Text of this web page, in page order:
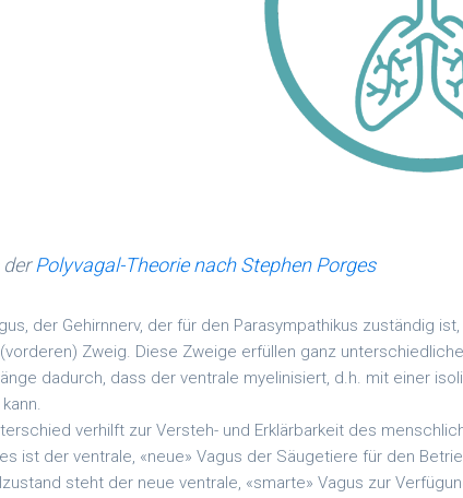
derPolyvagal-Theorie nach Stephen Porges
der Gehirnnerv, der für den Parasympathikus zuständig
Zweig. Diese Zweige erfüllen ganz
dadurch, dass der ventrale myelinisiert, d.h. mit einer
verhilft zur Versteh- und Erklärbarkeit des
ist der ventrale, «neue» Vagus der Säugetiere für den
steht der neue ventrale, «smarte» Vagus zur